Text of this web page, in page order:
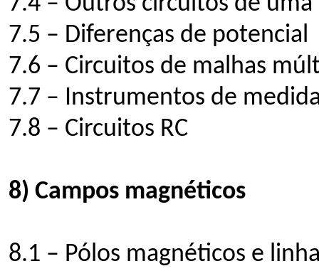
7.5 – Diferenças de potencial
7.6 – Circuitos de malhas
7.7 – Instrumentos de
7.8 – Circuitos RC
8) Campos magnéticos
8.1 – Pólos magnéticos e